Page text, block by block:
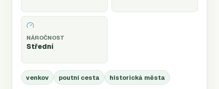
NÁROČNOST
Střední
venkov poutní cesta historická města